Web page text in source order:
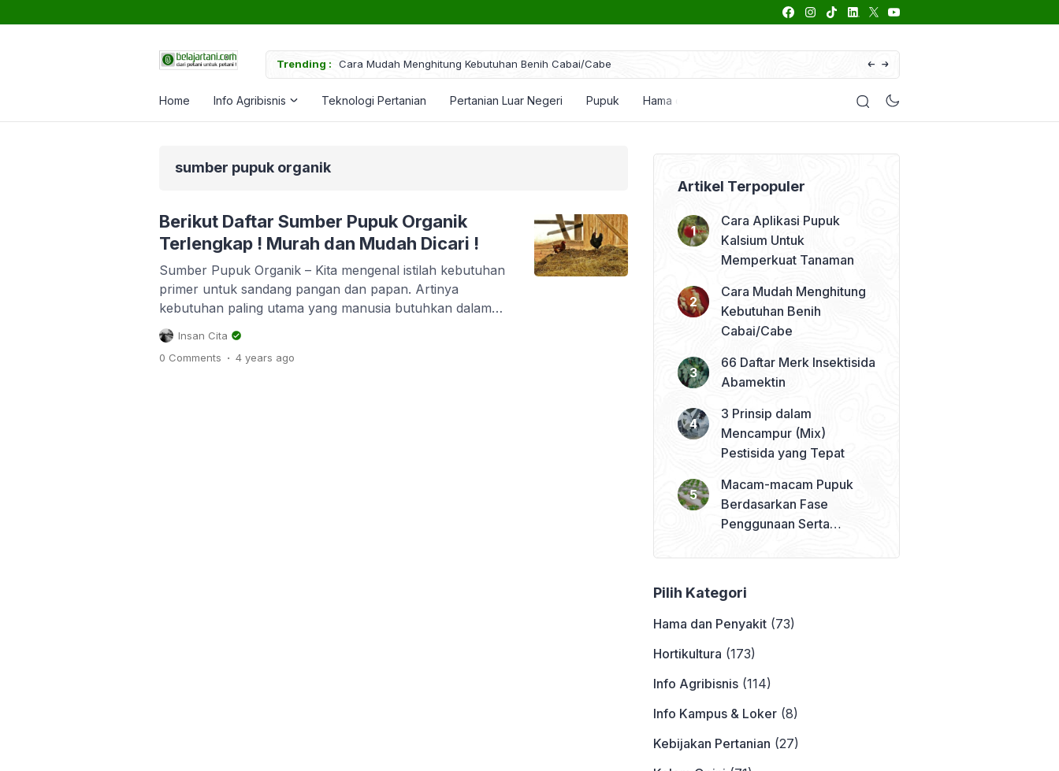
Trending : Cara Mudah Menghitung Kebutuhan Benih Cabai/Cabe 66 Daftar Merk Insektisida Abamektin
Home Info Agribisnis Teknologi Pertanian Pertanian Luar Negeri Pupuk Hama dan Penyakit Manfaat Tanaman
sumber pupuk organik
Berikut Daftar Sumber Pupuk Organik
Terlengkap ! Murah dan Mudah Dicari !
Sumber Pupuk Organik – Kita mengenal istilah kebutuhan
primer untuk sandang pangan dan papan. Artinya
kebutuhan paling utama yang manusia butuhkan dalam
rangka menjalani kehidupan. Begitu juga dengan tanaman,
tanaman juga punya kebutuhan primer seperti air dan
nutrisi. Nutrisi diperoleh salah satunya dari pupuk. Pupuk
Insan Cita
0 Comments . 4 years ago
Artikel Terpopuler
Cara Aplikasi Pupuk
Kalsium Untuk
Memperkuat Tanaman
Cara Mudah Menghitung
Kebutuhan Benih
Cabai/Cabe
66 Daftar Merk Insektisida
Abamektin
3 Prinsip dalam
Mencampur (Mix)
Pestisida yang Tepat
Macam-macam Pupuk
Berdasarkan Fase
Penggunaan Serta
Pilih Kategori
Hama dan Penyakit(73)
Hortikultura (173)
Info Agribisnis(114)
Info Kampus & Loker(8)
Kebijakan Pertanian (27)